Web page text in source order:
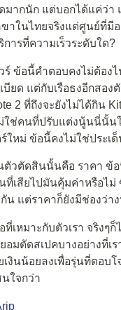
ดมากนัก แต่บอกได้แค่ว่
าในไทยจริงแต่ศูนย์ที่มีอ
การที่ความเร็วระดับใด?
ร์ ข้อนี้คำตอบคงไม่ต้องไ
ยด แต่กับเรือธงอีกสอง
2 ที่ถึงจะยังไม่ได้กิน
ใช่คนที่ปรับแต่งนู้นนี่นั้น
ร์ใหม่ ข้อนี้คงไม่ใช่ประเด็
ตัวตัดสินนั้นคือ ราคา ข้อ
ที่เสียไปมันคุ้มค่าหรือไ
น แต่ราคาก็ยังมีช่องว่า
ที่เหมาะกับตัวเรา จริงๆก็
มตัดสเปคบางอย่างที่เรา
งินน้อยลงเพื่อรุ่นที่ตอบโ
ใจกว่า